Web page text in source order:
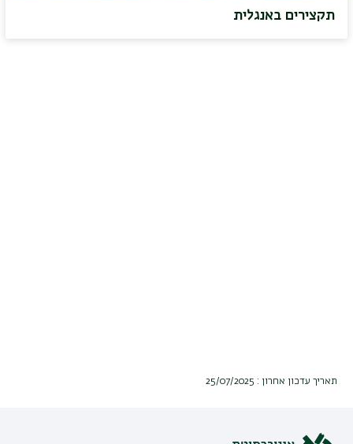
תקצירים באנגלית
תאריך עדכון אחרון : 25/07/2025